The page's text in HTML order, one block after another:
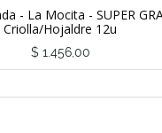
- La Mocita - SUPER
Criolla/Hojaldre 12u
$ 1.456,00